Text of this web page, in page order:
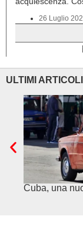
26 Luglio
ULTIMI ARTICOLI
Cuba, una